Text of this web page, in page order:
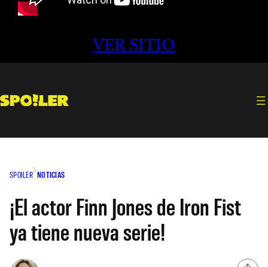
VER SITIO
SPOILER NOTICIAS
¡El actor Finn Jones de Iron Fist
ya tiene nueva serie!